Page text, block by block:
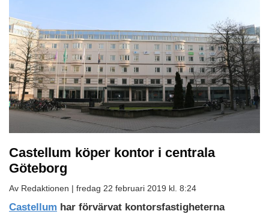
Castellum köper kontor i centrala
Göteborg
Av Redaktionen | fredag 22 februari 2019 kl. 8:24
Castellum har förvärvat kontorsfastigheterna